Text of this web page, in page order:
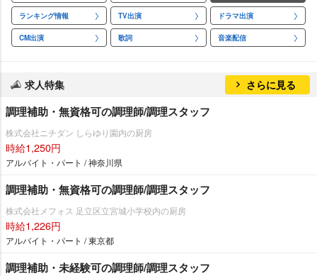
ランキング情報 TV出演 ドラマ出演
CM出演 歌詞 音楽配信
求人特集 さらに見る
調理補助・無資格可の調理師/調理スタッフ
株式会社ニチダン しらゆり園内の厨房
時給1,250円
アルバイト・パート / 神奈川県
調理補助・無資格可の調理師/調理スタッフ
株式会社メフォス 足立区立宮城小学校内の厨房
時給1,226円
アルバイト・パート / 東京都
調理補助・未経験可の調理師/調理スタッフ